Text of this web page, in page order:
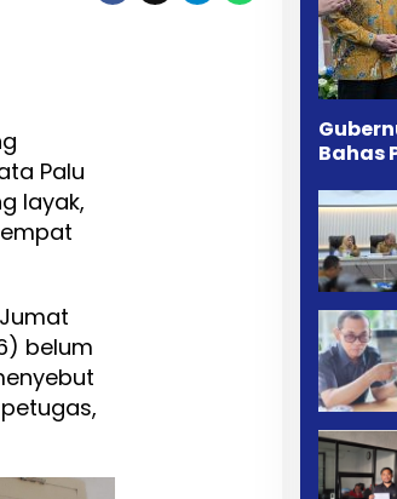
Palu
layak,
belum
Bahas